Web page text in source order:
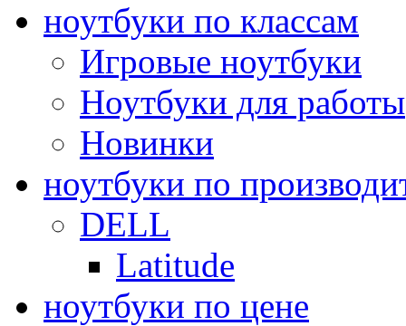
ноутбуки по классам
Игровые ноутбуки
Ноутбуки для работы
Новинки
ноутбуки по
DELL
Latitude
ноутбуки по цене